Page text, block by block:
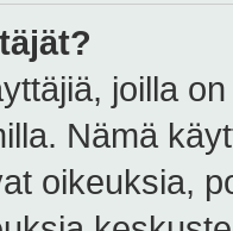
joilla
Nämä
oikeuksia,